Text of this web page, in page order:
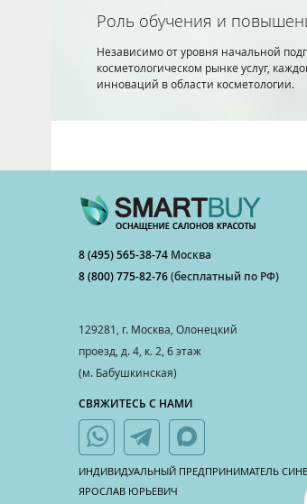
Роль обучения и
Независимо от уровня начальной
косметологическом рынке услуг,
инноваций в области косметологии.
8 (495) 565-38-74 Москва
8 (800) 775-82-76(бесплатный по РФ)
129281, г. Москва, Олонецкий
проезд, д. 4, к. 2, 6 этаж
(м. Бабушкинская)
СВЯЖИТЕСЬ С НАМИ
ИНДИВИДУАЛЬНЫЙ ПРЕДПРИНИМАТЕЛЬ
ЯРОСЛАВ ЮРЬЕВИЧ